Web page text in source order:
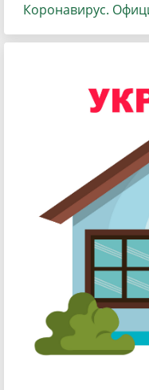
Коронавирус.